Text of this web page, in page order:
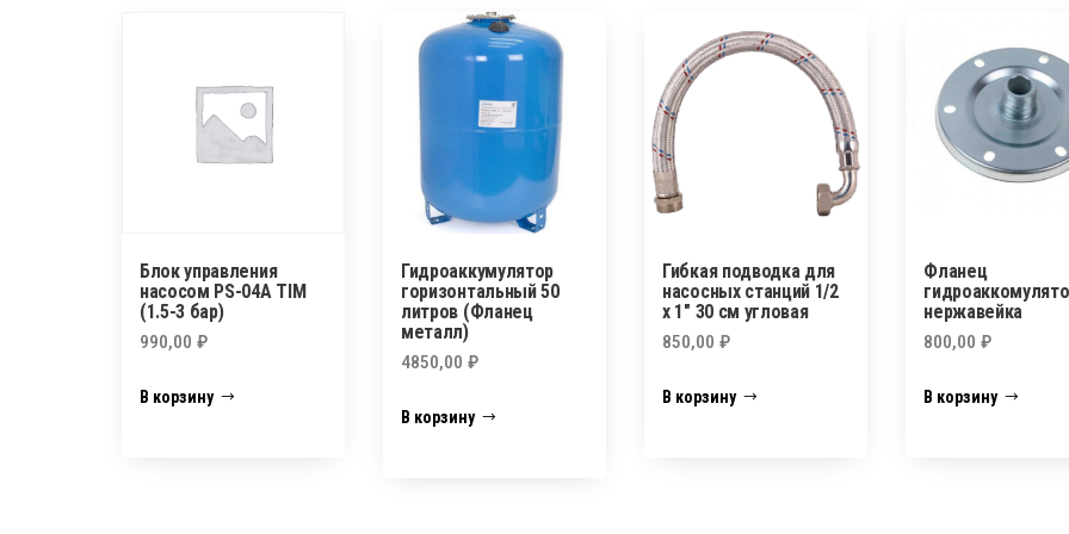
Блок управления
насосом PS-04A TIM
(1.5-3 бар)
990,00 ₽
В корзину
Гидроаккумулятор
горизонтальный 50
литров (Фланец
металл)
4850,00₽
В корзину
Гибкая подводка для
насосных станций 1/2
х 1″ 30 см угловая
850,00₽
В корзину
Фланец
нержавейка
800,00₽
В корзину